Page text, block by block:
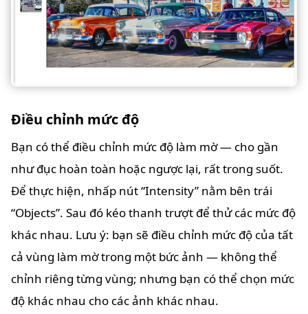
Điều chỉnh mức độ
Bạn có thể điều chỉnh mức độ làm mờ — cho gần
như đục hoàn toàn hoặc ngược lại, rất trong suốt.
Để thực hiện, nhấp nút “Intensity” nằm bên trái
“Objects”. Sau đó kéo thanh trượt để thử các mức độ
khác nhau. Lưu ý: bạn sẽ điều chỉnh mức độ của tất
cả vùng làm mờ trong một bức ảnh — không thể
chỉnh riêng từng vùng; nhưng bạn có thể chọn mức
độ khác nhau cho các ảnh khác nhau.